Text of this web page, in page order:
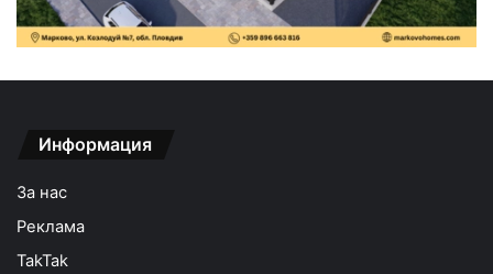
Информация
За нас
Реклама
TakTak